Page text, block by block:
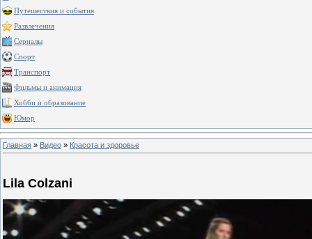
Путешествия и события
Развлечения
Сериалы
Спорт
Транспорт
Фильмы и анимация
Хобби и образование
Юмор
Главная » Видео » Красота и здоровье
Lila Colzani